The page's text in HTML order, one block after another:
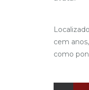
cem
como